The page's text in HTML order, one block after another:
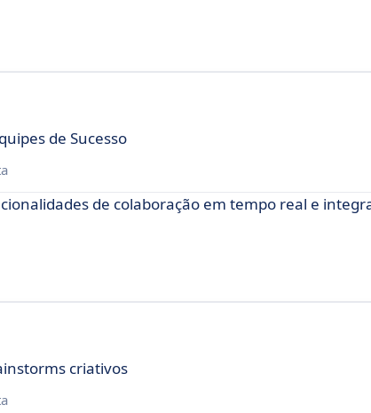
de Sucesso
de colaboração em tempo real e
criativos